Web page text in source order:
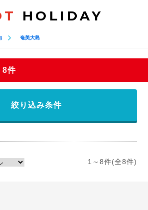
HOLIDAY
奄美大島
8件
絞り込み条件
1～8件(全8件)